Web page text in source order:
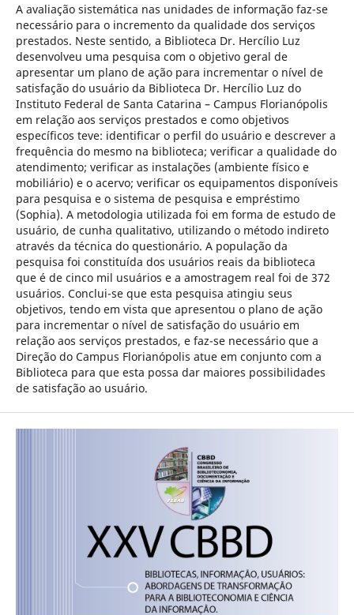
A avaliação sistemática nas unidades de informação faz-se
necessário para o incremento da qualidade dos serviços
prestados. Neste sentido, a Biblioteca Dr. Hercílio Luz
desenvolveu uma pesquisa com o objetivo geral de
apresentar um plano de ação para incrementar o nível de
satisfação do usuário da Biblioteca Dr. Hercílio Luz do
Instituto Federal de Santa Catarina – Campus Florianópolis
em relação aos serviços prestados e como objetivos
específicos teve: identificar o perfil do usuário e descrever a
frequência do mesmo na biblioteca; verificar a qualidade do
atendimento; verificar as instalações (ambiente físico e
mobiliário) e o acervo; verificar os equipamentos disponíveis
para pesquisa e o sistema de pesquisa e empréstimo
(Sophia). A metodologia utilizada foi em forma de estudo de
usuário, de cunha qualitativo, utilizando o método indireto
através da técnica do questionário. A população da
pesquisa foi constituída dos usuários reais da biblioteca
que é de cinco mil usuários e a amostragem real foi de 372
usuários. Conclui-se que esta pesquisa atingiu seus
objetivos, tendo em vista que apresentou o plano de ação
para incrementar o nível de satisfação do usuário em
relação aos serviços prestados, e faz-se necessário que a
Direção do Campus Florianópolis atue em conjunto com a
Biblioteca para que esta possa dar maiores possibilidades
de satisfação ao usuário.